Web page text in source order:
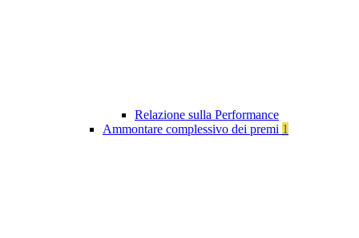
Relazione sulla Performance
Ammontare complessivo dei premi 1